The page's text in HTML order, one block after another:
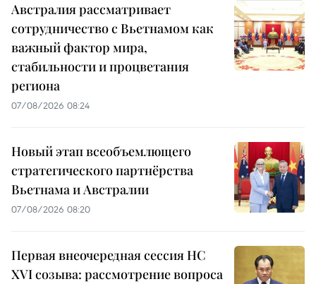
Австралия рассматривает
сотрудничество с Вьетнамом как
важный фактор мира,
стабильности и процветания
региона
07/08/2026 08:24
Новый этап всеобъемлющего
стратегического партнёрства
Вьетнама и Австралии
07/08/2026 08:20
Первая внеочередная сессия НС
XVI созыва: рассмотрение вопроса